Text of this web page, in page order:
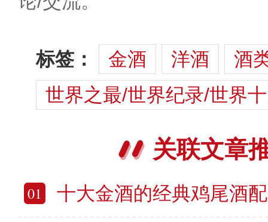
标签： 金酒 洋酒
酒
世界之最/世界纪录/世界
关联文章
01 十大金酒的经典鸡尾酒配方 10款受